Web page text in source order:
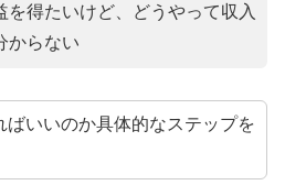
を得たいけど、どうやって収入
からない
ばいいのか具体的なステップを